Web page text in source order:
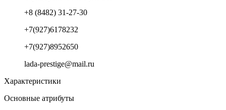
+8 (8482) 31-27-30
+7(927)6178232
+7(927)8952650
lada-prestige@mail.ru
Характеристики
Основные атрибуты